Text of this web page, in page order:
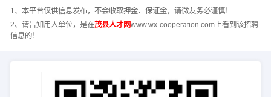
1、本平台仅供信息发布，不会收取押金、保证金，请微友务必谨慎！
2、请告知用人单位，是在茂县人才网www.wx-cooperation.com上看到该招聘
信息的！